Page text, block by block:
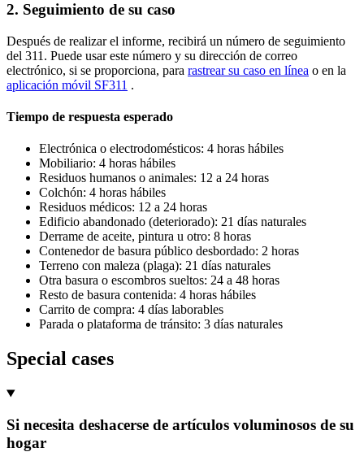
2. Seguimiento de su caso
Después de realizar el informe, recibirá un número de seguimiento
del 311. Puede usar este número y su dirección de correo
electrónico, si se proporciona, para rastrear su caso en línea o en la
aplicación móvil SF311 .
Tiempo de respuesta esperado
Electrónica o electrodomésticos: 4 horas hábiles
Mobiliario: 4 horas hábiles
Residuos humanos o animales: 12 a 24 horas
Colchón: 4 horas hábiles
Residuos médicos: 12 a 24 horas
Edificio abandonado (deteriorado): 21 días naturales
Derrame de aceite, pintura u otro: 8 horas
Contenedor de basura público desbordado: 2 horas
Terreno con maleza (plaga): 21 días naturales
Otra basura o escombros sueltos: 24 a 48 horas
Resto de basura contenida: 4 horas hábiles
Carrito de compra: 4 días laborables
Parada o plataforma de tránsito: 3 días naturales
Special cases
Si necesita deshacerse de artículos voluminosos de su
hogar